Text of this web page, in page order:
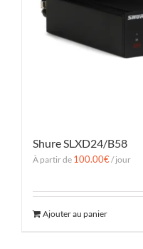
Shure SLXD24/B58
À partir de 100.00€/ jour
Ajouter au panier